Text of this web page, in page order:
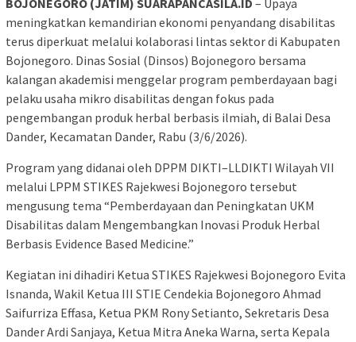
BOJONEGORO (JATIM) SUARAPANCASILA.ID – Upaya
meningkatkan kemandirian ekonomi penyandang disabilitas
terus diperkuat melalui kolaborasi lintas sektor di Kabupaten
Bojonegoro. Dinas Sosial (Dinsos) Bojonegoro bersama
kalangan akademisi menggelar program pemberdayaan bagi
pelaku usaha mikro disabilitas dengan fokus pada
pengembangan produk herbal berbasis ilmiah, di Balai Desa
Dander, Kecamatan Dander, Rabu (3/6/2026).
Program yang didanai oleh DPPM DIKTI–LLDIKTI Wilayah VII
melalui LPPM STIKES Rajekwesi Bojonegoro tersebut
mengusung tema “Pemberdayaan dan Peningkatan UKM
Disabilitas dalam Mengembangkan Inovasi Produk Herbal
Berbasis Evidence Based Medicine.”
Kegiatan ini dihadiri Ketua STIKES Rajekwesi Bojonegoro Evita
Isnanda, Wakil Ketua III STIE Cendekia Bojonegoro Ahmad
Saifurriza Effasa, Ketua PKM Rony Setianto, Sekretaris Desa
Dander Ardi Sanjaya, Ketua Mitra Aneka Warna, serta Kepala